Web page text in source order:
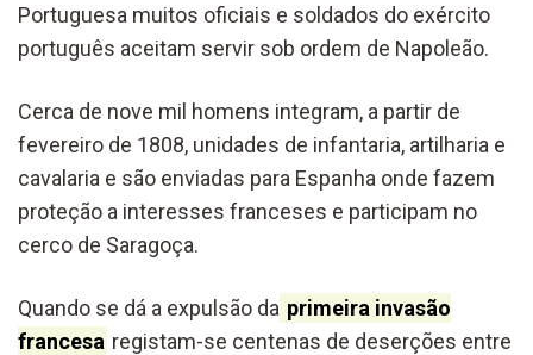
Portuguesa muitos oficiais e soldados do exército
português aceitam servir sob ordem de Napoleão.
Cerca de nove mil homens integram, a partir de
fevereiro de 1808, unidades de infantaria, artilharia e
cavalaria e são enviadas para Espanha onde fazem
proteção a interesses franceses e participam no
cerco de Saragoça.
Quando se dá a expulsão da primeira invasão
francesa registam-se centenas de deserções entre